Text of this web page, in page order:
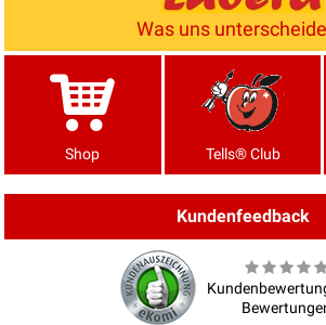
Was uns
Shop Tells® Club
Kundenfeedback